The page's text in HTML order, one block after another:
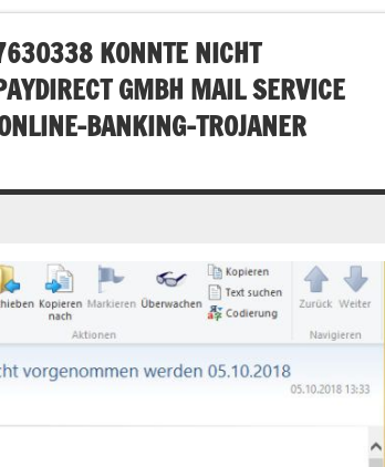
KONNTE NICHT
GMBH MAIL SERVICE
BANKING-TROJANER